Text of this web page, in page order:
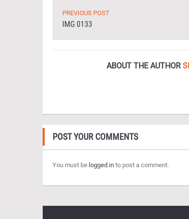
PREVIOUS POST
IMG 0133
ABOUT THE AUTHOR
POST YOUR COMMENTS
You must be logged in to post a comment.